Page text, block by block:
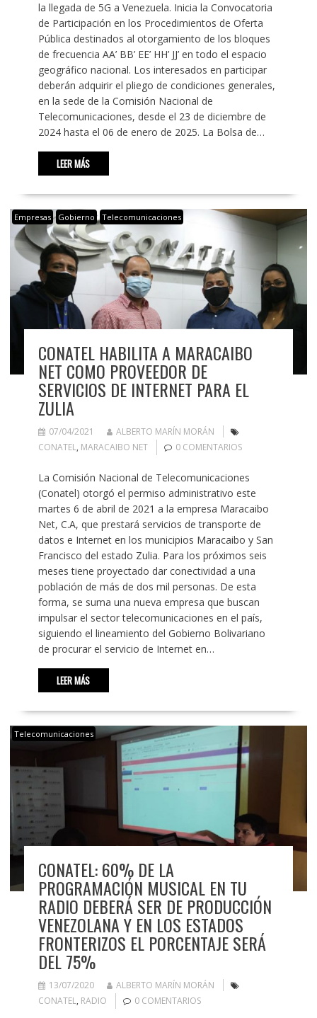
la llegada de 5G a Venezuela. Inicia la Convocatoria
de Participación en los Procedimientos de Oferta
Pública destinados al otorgamiento de los bloques
de frecuencia AA’ BB’ EE’ HH’ JJ’ en todo el espacio
geográfico nacional. Los interesados en participar
deberán adquirir el pliego de condiciones generales,
en la sede de la Comisión Nacional de
Telecomunicaciones, desde el 23 de diciembre de
2024 hasta el 06 de enero de 2025. La Bolsa de…
LEER MÁS
Empresas Gobierno Telecomunicaciones
CONATEL HABILITA A MARACAIBO
NET COMO PROVEEDOR DE
SERVICIOS DE INTERNET PARA EL
ZULIA
07/04/2021
ALBERTO MARÍN MORÁN
CONATEL, MARACAIBO NET 0 COMENTARIOS
La Comisión Nacional de Telecomunicaciones
(Conatel) otorgó el permiso administrativo este
martes 6 de abril de 2021 a la empresa Maracaibo
Net, C.A, que prestará servicios de transporte de
datos e Internet en los municipios Maracaibo y San
Francisco del estado Zulia. Para los próximos seis
meses tiene proyectado dar conectividad a una
población de más de dos mil personas. De esta
forma, se suma una nueva empresa que buscan
impulsar el sector telecomunicaciones en el país,
siguiendo el lineamiento del Gobierno Bolivariano
de procurar el servicio de Internet en…
LEER MÁS
Telecomunicaciones
CONATEL: 60% DE LA
PROGRAMACIÓN MUSICAL EN TU
RADIO DEBERÁ SER DE PRODUCCIÓN
VENEZOLANA Y EN LOS ESTADOS
FRONTERIZOS EL PORCENTAJE SERÁ
DEL 75%
13/07/2020
ALBERTO MARÍN MORÁN
CONATEL, RADIO 0 COMENTARIOS